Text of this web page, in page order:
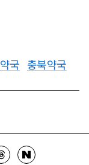
국 충북약국